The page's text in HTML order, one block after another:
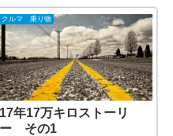
クルマ 乗り物
17年17万キロストーリ
ー その1